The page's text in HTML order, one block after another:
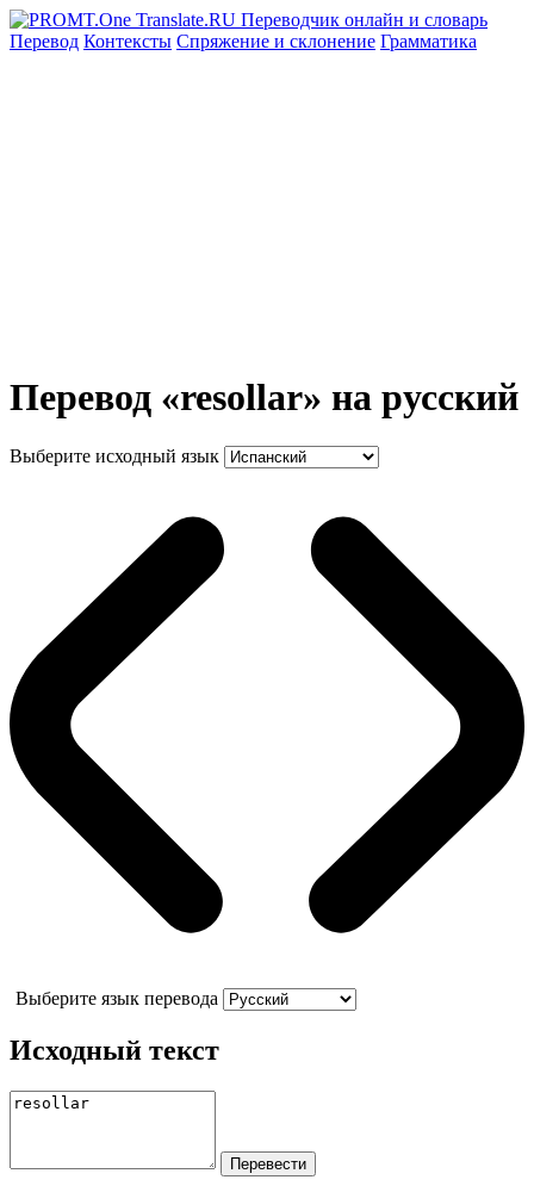
Перевод Контексты Спряжение и склонение Грамматика
Перевод «resollar» на русский
Выберите исходный язык
Выберите язык перевода
Исходный текст